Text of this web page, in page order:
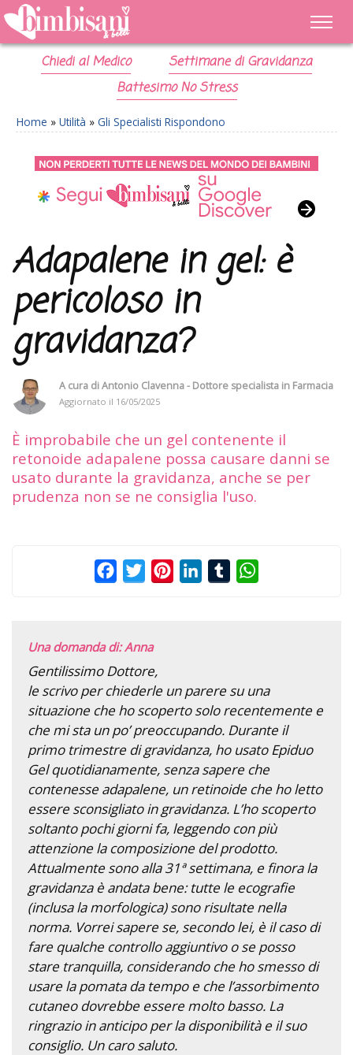
Chiedi al Medico
Settimane di Gravidanza
Battesimo No Stress
Home » Utilità » Gli Specialisti Rispondono
Adapalene in gel: è
pericoloso in
gravidanza?
A cura diAntonio Clavenna - Dottore specialista in Farmacia
Aggiornato il 16/05/2025
È improbabile che un gel contenente il
retonoide adapalene possa causare danni se
usato durante la gravidanza, anche se per
prudenza non se ne consiglia l'uso.
FacebookTwitterPinterestLinkedInTumblr
Una domanda di: Anna
Gentilissimo Dottore,
le scrivo per chiederle un parere su una
situazione che ho scoperto solo recentemente e
che mi sta un po’ preoccupando. Durante il
primo trimestre di gravidanza, ho usato Epiduo
Gel quotidianamente, senza sapere che
contenesse adapalene, un retinoide che ho letto
essere sconsigliato in gravidanza. L’ho scoperto
soltanto pochi giorni fa, leggendo con più
attenzione la composizione del prodotto.
Attualmente sono alla 31ª settimana, e finora la
gravidanza è andata bene: tutte le ecografie
(inclusa la morfologica) sono risultate nella
norma. Vorrei sapere se, secondo lei, è il caso di
fare qualche controllo aggiuntivo o se posso
stare tranquilla, considerando che ho smesso di
usare la pomata da tempo e che l’assorbimento
cutaneo dovrebbe essere molto basso. La
ringrazio in anticipo per la disponibilità e il suo
consiglio. Un caro saluto.